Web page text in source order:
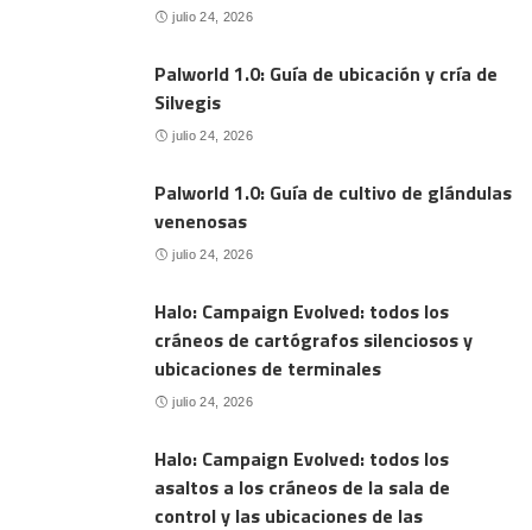
julio 24, 2026
Palworld 1.0: Guía de ubicación y cría de
Silvegis
julio 24, 2026
Palworld 1.0: Guía de cultivo de glándulas
venenosas
julio 24, 2026
Halo: Campaign Evolved: todos los
cráneos de cartógrafos silenciosos y
ubicaciones de terminales
julio 24, 2026
Halo: Campaign Evolved: todos los
asaltos a los cráneos de la sala de
control y las ubicaciones de las